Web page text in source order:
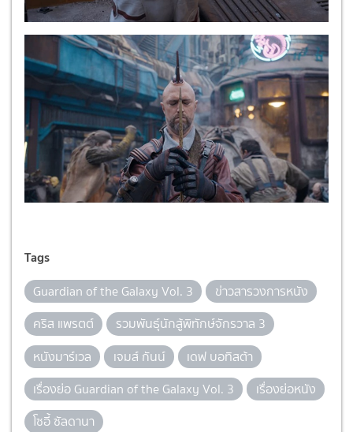
Tags
Guardian of the Galaxy Vol. 3
ข่าวสารวงการหนัง
คริส แพรตต์
รวมพันธุ์นักสู้พิทักษ์จักรวาล 3
หนังมาร์เวล
เจมส์ กันน์
เดฟ บอทิสต้า
เรื่องย่อ Guardian of the Galaxy Vol. 3
เรื่องย่อหนัง
โซอี้ ซัลดานา